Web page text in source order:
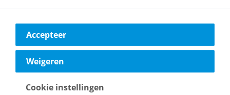
Amsterdam
H.J.E. Wenckebachweg 123
1096 AM
Accepteer
Weigeren
Cookie instellingen